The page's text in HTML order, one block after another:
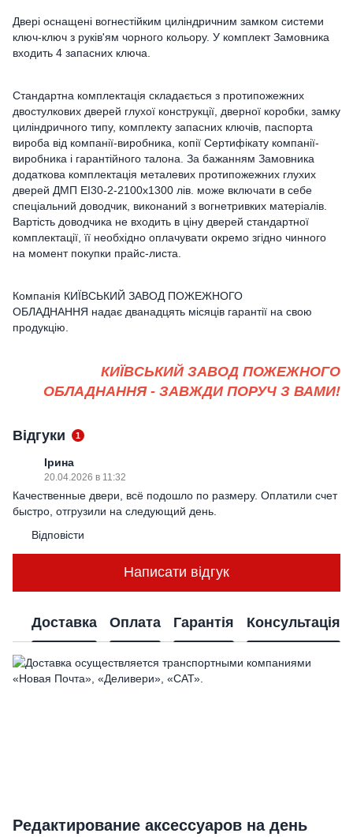
Двері оснащені вогнестійким циліндричним замком системи
ключ-ключ з руків'ям чорного кольору. У комплект Замовника
входить 4 запасних ключа.
Стандартна комплектація складається з протипожежних
двостулкових дверей глухої конструкції, дверної коробки, замку
циліндричного типу, комплекту запасних ключів, паспорта
вироба від компанії-виробника, копії Сертифікату компанії-
виробника і гарантійного талона. За бажанням Замовника
додаткова комплектація металевих протипожежних глухих
дверей ДМП ЕІ30-2-2100х1300 лів. може включати в себе
спеціальний доводчик, виконаний з вогнетривких матеріалів.
Вартість доводчика не входить в ціну дверей стандартної
комплектації, її необхідно оплачувати окремо згідно чинного
на момент покупки прайс-листа.
Компанія КИЇВСЬКИЙ ЗАВОД ПОЖЕЖНОГО
ОБЛАДНАННЯ надає дванадцять місяців гарантії на свою
продукцію.
КИЇВСЬКИЙ ЗАВОД ПОЖЕЖНОГО
ОБЛАДНАННЯ - ЗАВЖДИ ПОРУЧ З ВАМИ!
Відгуки 1
Ірина
20.04.2026 в 11:32
Качественные двери, всё подошло по размеру. Оплатили счет
быстро, отгрузили на следующий день.
Відповісти
Написати відгук
Доставка Оплата Гарантія Консультація
Редактирование аксессуаров на день